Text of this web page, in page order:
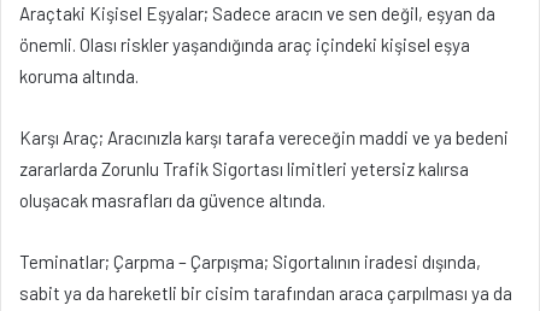
Araçtaki Kişisel Eşyalar; Sadece aracın ve sen değil, eşyan da
önemli. Olası riskler yaşandığında araç içindeki kişisel eşya
koruma altında.
Karşı Araç; Aracınızla karşı tarafa vereceğin maddi ve ya bedeni
zararlarda Zorunlu Trafik Sigortası limitleri yetersiz kalırsa
oluşacak masrafları da güvence altında.
Teminatlar; Çarpma – Çarpışma; Sigortalının iradesi dışında,
sabit ya da hareketli bir cisim tarafından araca çarpılması ya da